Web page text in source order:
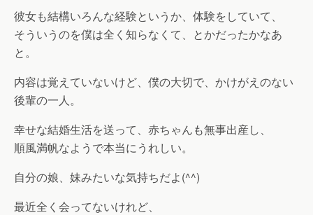
彼女も結構いろんな経験というか、体験をしていて、
そういうのを僕は全く知らなくて、とかだったかなあ
と。
内容は覚えていないけど、僕の大切で、かけがえのない
後輩の一人。
幸せな結婚生活を送って、赤ちゃんも無事出産し、
順風満帆なようで本当にうれしい。
自分の娘、妹みたいな気持ちだよ(^^)
最近全く会ってないけれど、